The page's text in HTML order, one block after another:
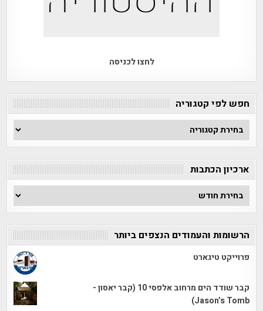
לחצו לכניסה
חפש לפי קטגוריה
חפש
לפי
קטגוריה
ארכיון הכתבות
ארכיון
הכתבות
הרשומות והעמודים הנצפים ביותר
פרוייקט טיגארט
קבר שודד הים מרחוב אלפסי 10 (קבר יאסון -
Jason’s Tomb)